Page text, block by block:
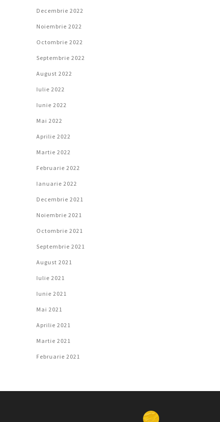
Decembrie 2022
Noiembrie 2022
Octombrie 2022
Septembrie 2022
August 2022
Iulie 2022
Iunie 2022
Mai 2022
Aprilie 2022
Martie 2022
Februarie 2022
Ianuarie 2022
Decembrie 2021
Noiembrie 2021
Octombrie 2021
Septembrie 2021
August 2021
Iulie 2021
Iunie 2021
Mai 2021
Aprilie 2021
Martie 2021
Februarie 2021